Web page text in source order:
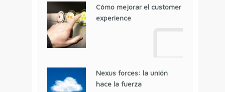
Cómo mejorar el customer
experience
Nexus forces: la unión
hace la fuerza